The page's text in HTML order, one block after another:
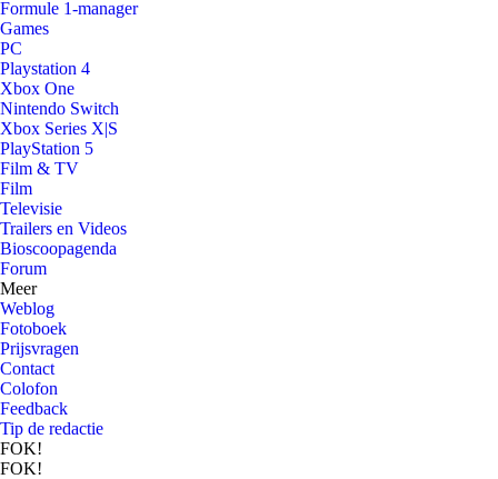
Formule 1-manager
Games
PC
Playstation 4
Xbox One
Nintendo Switch
Xbox Series X|S
PlayStation 5
Film & TV
Film
Televisie
Trailers en Videos
Bioscoopagenda
Forum
Meer
Weblog
Fotoboek
Prijsvragen
Contact
Colofon
Feedback
Tip de redactie
FOK!
FOK!